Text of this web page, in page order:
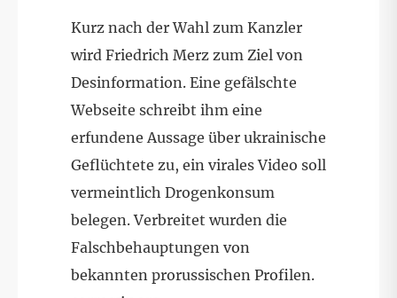
Kurz nach der Wahl zum Kanzler
wird Friedrich Merz zum Ziel von
Desinformation. Eine gefälschte
Webseite schreibt ihm eine
erfundene Aussage über ukrainische
Geflüchtete zu, ein virales Video soll
vermeintlich Drogenkonsum
belegen. Verbreitet wurden die
Falschbehauptungen von
bekannten prorussischen Profilen.